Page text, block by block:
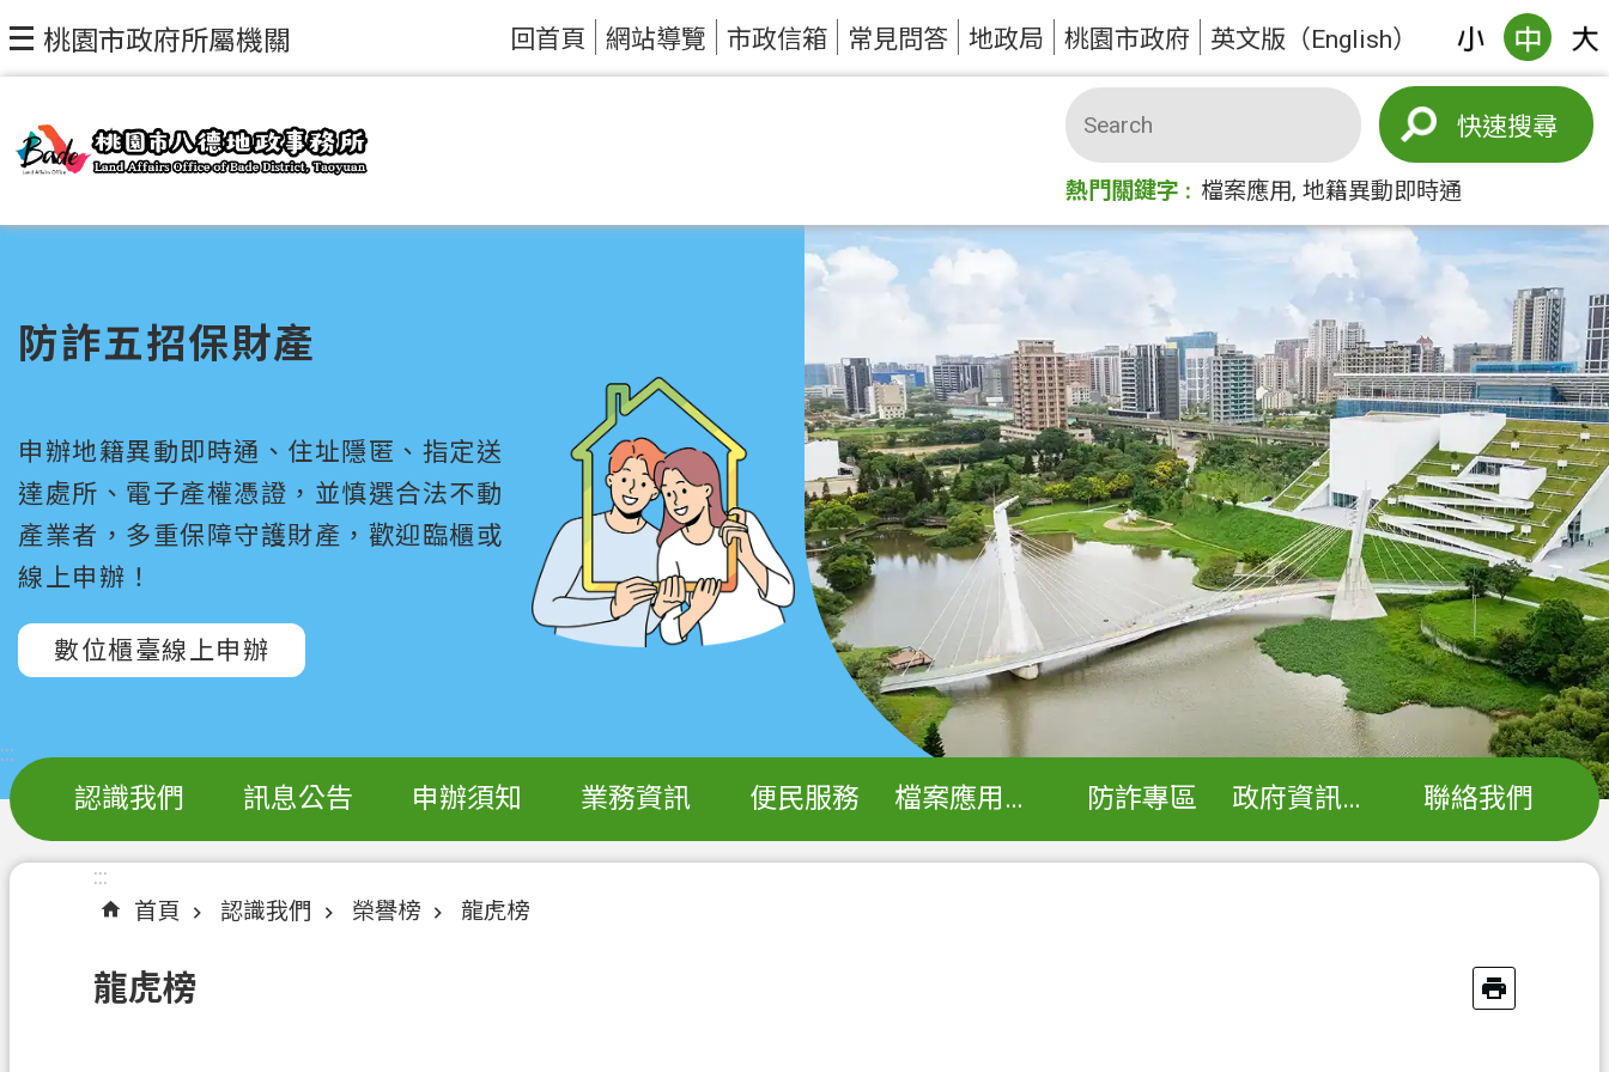
桃園市政府所屬機關 回首頁 網站導覽 市政信箱 常見問答 地政局 桃園市政府 英文版（English）
搜尋
熱門關鍵字 檔案應用 地籍異動即時通
防詐五招保財產
申辦地籍異動即時通、住址隱匿、指定送
達處所、電子產權憑證，並慎選合法不動
產業者，多重保障守護財產，歡迎臨櫃或
線上申辦！
數位櫃臺線上申辦
:::
認識我們 訊息公告 申辦須知 業務資訊 便民服務 檔案應用專區 防詐專區 政府資訊公開 聯絡我們
:::
首頁
認識我們 榮譽榜 龍虎榜
龍虎榜